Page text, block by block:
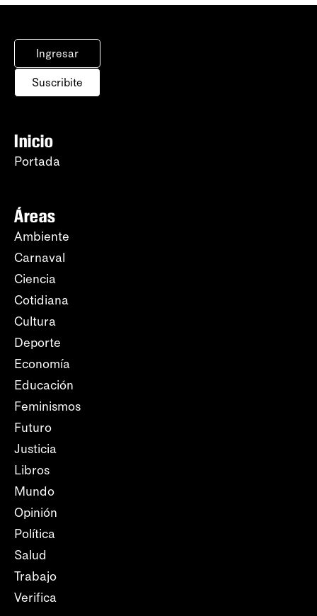
Ingresar
Suscribite
Inicio
Portada
Áreas
Ambiente
Carnaval
Ciencia
Cotidiana
Cultura
Deporte
Economía
Educación
Feminismos
Futuro
Justicia
Libros
Mundo
Opinión
Política
Salud
Trabajo
Verifica